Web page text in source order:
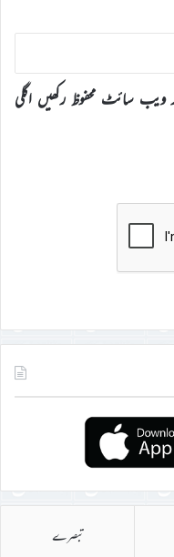
ویب سائٹ محفوظ رکھیں اگلی
تبصرے